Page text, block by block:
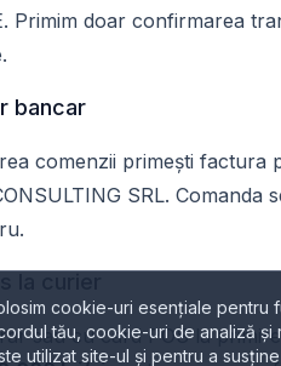
cookie-uri esențiale pentru
tău, cookie-uri de analiză și
utilizat site-ul și pentru a
Primim doar confirmarea
bancar
comenzii primești factura
SRL. Comanda
la curier
sau cu card POS la